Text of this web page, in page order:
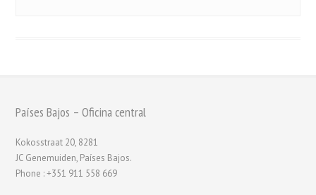
Países Bajos – Oficina central
Kokosstraat 20, 8281
JC Genemuiden, Países Bajos.
Phone : +351 911 558 669